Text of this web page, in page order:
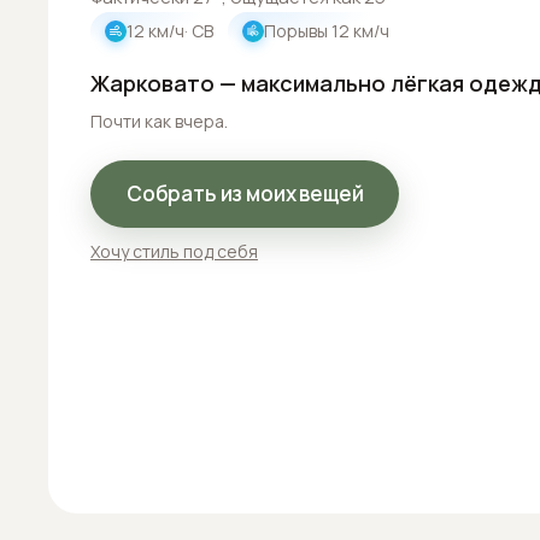
12 км/ч· СВ Порывы 12 км/ч
Жарковато — максимально лёгкая
Почти как вчера.
Собрать из моих вещей
Хочу стиль под себя